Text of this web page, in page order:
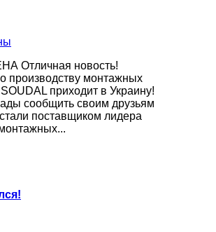
Отличная новость!
производству монтажных
приходит в Украину!
сообщить своим друзьям
поставщиком лидера